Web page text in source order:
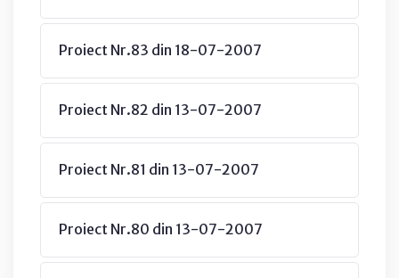
Proiect Nr.83 din 18-07-2007
Proiect Nr.82 din 13-07-2007
Proiect Nr.81 din 13-07-2007
Proiect Nr.80 din 13-07-2007